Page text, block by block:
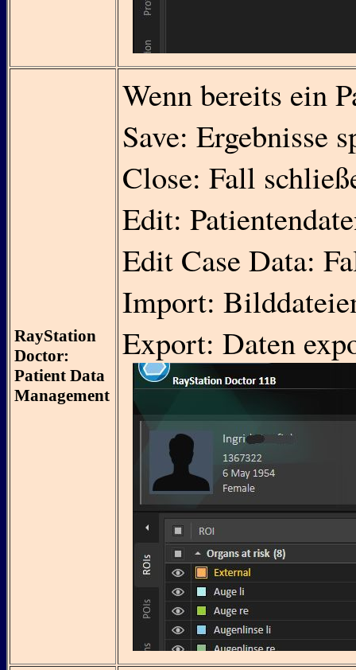
RayStation
Doctor:
Patient Data
Management
Wenn bereits ein
Save: Ergebnisse
Close: Fall
Edit:
Edit Case Data:
Import:
Export: Daten